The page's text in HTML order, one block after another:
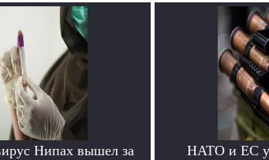
Нипах вышел за
НАТО и ЕС